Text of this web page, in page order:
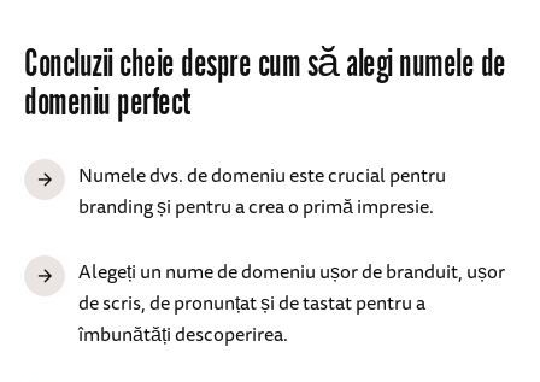
Concluzii cheie despre cum să alegi numele de
domeniu perfect
Numele dvs. de domeniu este crucial pentru
branding și pentru a crea o primă impresie.
Alegeți un nume de domeniu ușor de branduit, ușor
de scris, de pronunțat și de tastat pentru a
îmbunătăți descoperirea.